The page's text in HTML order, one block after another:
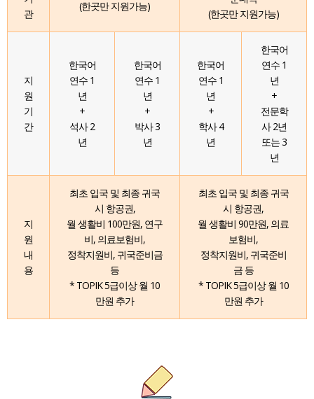
관
(한곳만 지원가능)
(한곳만 지원가능)
지
원
기
간
한국어
연수 1
년
+
석사 2
년
한국어
연수 1
년
+
박사 3
년
한국어
연수 1
년
+
학사 4
년
한국어
연수 1
년
+
전문학
사 2년
또는 3
년
지
원
내
용
최초 입국 및 최종 귀국
시 항공권,
월 생활비 100만원, 연구
비, 의료보험비,
정착지원비, 귀국준비금
등
* TOPIK 5급이상 월 10
만원 추가
최초 입국 및 최종 귀국
시 항공권,
월 생활비 90만원, 의료
보험비,
정착지원비, 귀국준비
금 등
* TOPIK 5급이상 월 10
만원 추가